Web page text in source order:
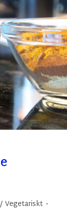
/ Vegetariskt